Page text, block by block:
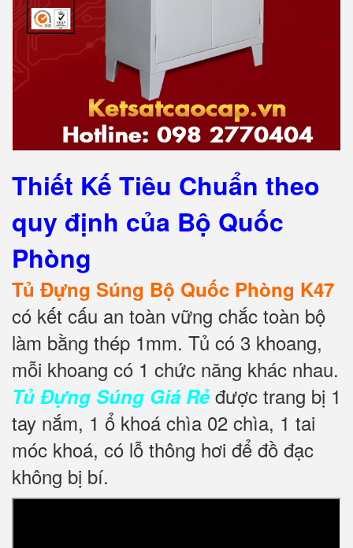
Thiết Kế Tiêu Chuẩn theo
quy định của Bộ Quốc
Phòng
Tủ Đựng Súng Bộ Quốc Phòng K47
có kết cấu an toàn vững chắc toàn bộ
làm bằng thép 1mm. Tủ có 3 khoang,
mỗi khoang có 1 chức năng khác nhau.
Tủ Đựng Súng Giá Rẻđược trang bị 1
tay nắm, 1 ổ khoá chìa 02 chìa, 1 tai
móc khoá, có lỗ thông hơi để đồ đạc
không bị bí.